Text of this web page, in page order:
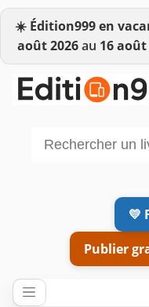
☀️ Édition999 en
août 2026au 16 août
💛
Publier